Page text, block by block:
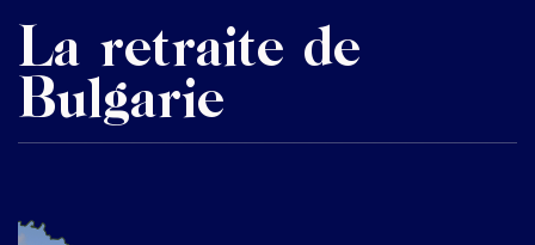
La retraite de
Bulgarie